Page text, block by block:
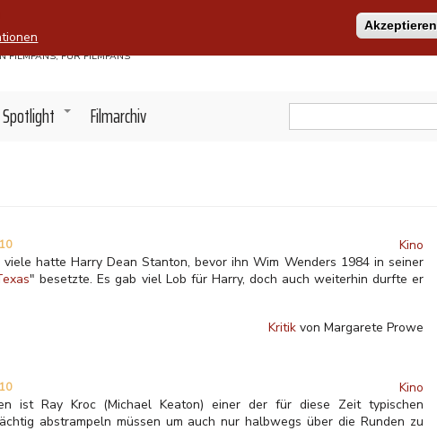
Akzeptieren
FILMFANS, FÜR FILMFANS
+
Spotlight Filmarchiv
Kino
hatte Harry Dean Stanton, bevor ihn Wim Wenders 1984 in seiner
" besetzte. Es gab viel Lob für Harry, doch auch weiterhin durfte er
Kritik von Margarete Prowe
Kino
ist Ray Kroc (Michael Keaton) einer der für diese Zeit typischen
abstrampeln müssen um auch nur halbwegs über die Runden zu